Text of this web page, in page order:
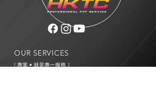
OUR SERVICES
[ 專業 • 就是專一服務 ］